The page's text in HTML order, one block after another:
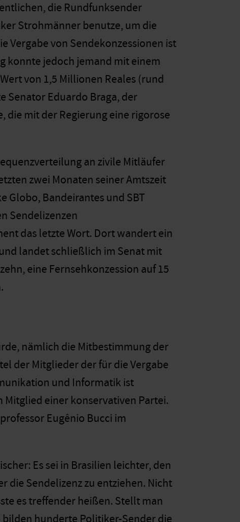
die Rundfunksender
Strohmänner benutze, um die
Vergabe von Sendekonzessionen ist
konnte jedoch jemand mit einem
von 1,5 Millionen Reales (rund
Senator Eduardo Braga, der
die mit der Regierung eine rigorose
an zivile Mitläufer
zwei Monaten seiner Amtszeit
Globo, Bandeirantes und SBT
Sendelizenzen
das letzte Wort. Dort wandert ein
landet schließlich im Senat mit
eine Fernsehkonzession auf 15
nämlich die Mitbestimmung der
der Mitglieder der für die Vergabe
und Informatik ist
einer konservativen Partei.
Eugênio Bucci im
Es sei in Brasilien leichter, den
die Sendelizenz zu entziehen. Nicht
es treffender heißen. Stellt man